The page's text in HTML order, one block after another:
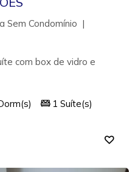
Sem Condomínio |
com box de vidro e
1 Suíte(s)